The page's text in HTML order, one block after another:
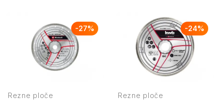
-27%
Rezne ploče
-24%
Rezne ploče